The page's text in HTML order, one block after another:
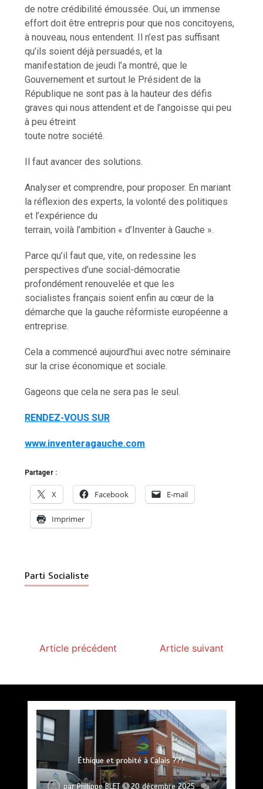
de notre crédibilité émoussée. Oui, un immense
effort doit être entrepris pour que nos concitoyens,
à nouveau, nous entendent. Il n’est pas suffisant
qu’ils soient déjà persuadés, et la
manifestation de jeudi l’a montré, que le
Gouvernement et surtout le Président de la
République ne sont pas à la hauteur des défis
graves qui nous attendent et de l’angoisse qui peu
à peu étreint
toute notre société.
Il faut avancer des solutions.
Analyser et comprendre, pour proposer. En mariant
la réflexion des experts, la volonté des politiques
et l’expérience du
terrain, voilà l’ambition « d’Inventer à Gauche ».
Parce qu’il faut que, vite, on redessine les
perspectives d’une social-démocratie
profondément renouvelée et que les
socialistes français soient enfin au cœur de la
démarche que la gauche réformiste européenne a
entreprise.
Cela a commencé aujourd’hui avec notre séminaire
sur la crise économique et sociale.
Gageons que cela ne sera pas le seul.
RENDEZ-VOUS SUR
www.inventeragauche.com
Partager :
X Facebook E-mail
Imprimer
Parti Socialiste
Article précédent Article suivant
A Calais, C’est une raclée !!!
Vœux 2026, la tradition a du bon
Éthique et probité à Calais ???
parPhilippe BLET
20 décembre 2025
Accès au bus et tri sélectif !!!
par Philippe BLET
16 avril 2024
2 minutes
2 ans